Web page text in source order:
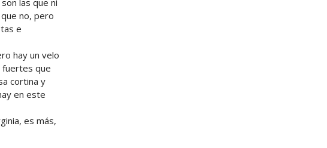
no, pero
e
hay un velo
fuertes que
cortina y
en este
es más,